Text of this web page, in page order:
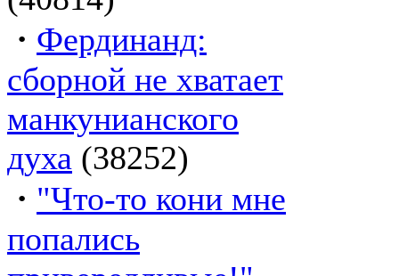
· Фердинанд:
сборной не хватает
манкунианского
духа (38252)
· "Что-то кони мне
попались